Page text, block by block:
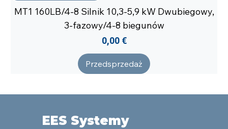
MT1 160LB/4-8 Silnik 10,3-5,9 kW Dwubiegowy,
3-fazowy/4-8 biegunów
Cena
0,00 €
Przedsprzedaż
EES Systemy